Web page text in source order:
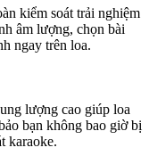
kiểm soát trải nghiệm
âm lượng, chọn bài
ngay trên loa.
lượng cao giúp loa
bạn không bao giờ bị
karaoke.